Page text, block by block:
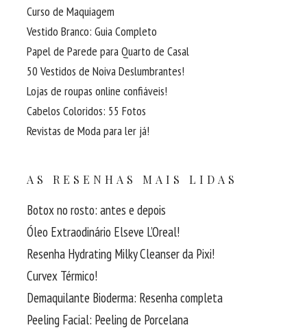
Curso de Maquiagem
Vestido Branco: Guia Completo
Papel de Parede para Quarto de Casal
50 Vestidos de Noiva Deslumbrantes!
Lojas de roupas online confiáveis!
Cabelos Coloridos: 55 Fotos
Revistas de Moda para ler já!
AS RESENHAS MAIS LIDAS
Botox no rosto: antes e depois
Óleo Extraodinário Elseve L’Oreal!
Resenha Hydrating Milky Cleanser da Pixi!
Curvex Térmico!
Demaquilante Bioderma: Resenha completa
Peeling Facial: Peeling de Porcelana